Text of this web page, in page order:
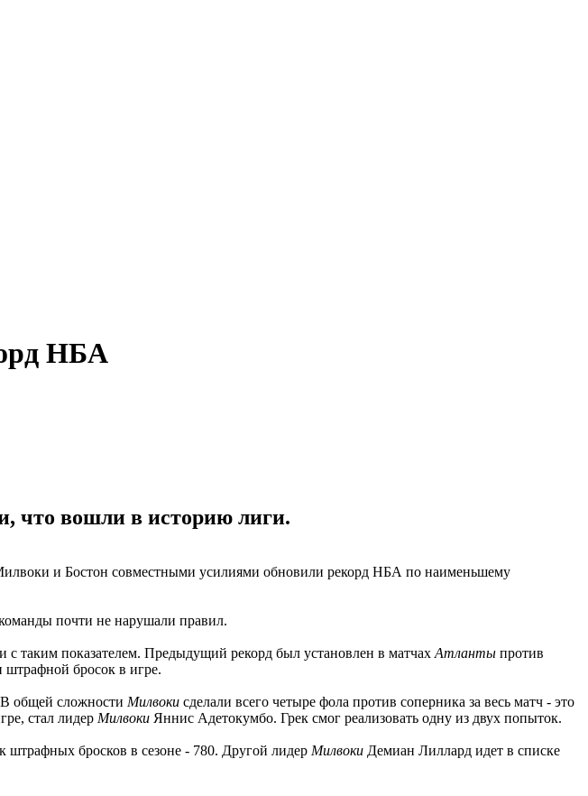
НБА
что вошли в историю лиги.
и Бостон совместными усилиями обновили рекорд НБА по наименьшему
почти не нарушали правил.
таким показателем. Предыдущий рекорд был установлен в матчах Атланты против
штрафной бросок в игре.
общей сложности Милвоки сделали всего четыре фола против соперника за весь матч - это
стал лидер Милвоки Яннис Адетокумбо. Грек смог реализовать одну из двух попыток.
штрафных бросков в сезоне - 780. Другой лидер Милвоки Демиан Лиллард идет в списке